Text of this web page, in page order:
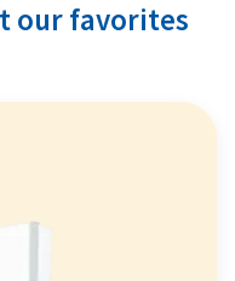
our favorites